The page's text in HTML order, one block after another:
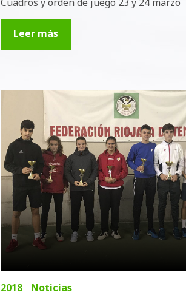
Leer más
2018 Noticias